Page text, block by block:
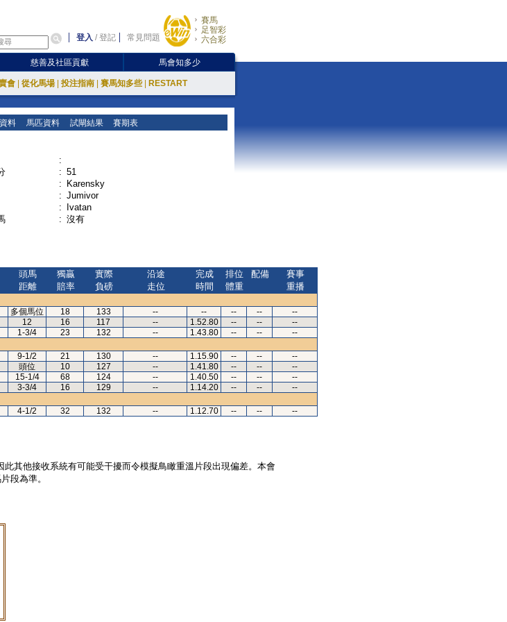
登入 /登記 常見問題
賽馬
足智彩
六合彩
慈善及社區貢獻 馬會知多少
會 從化馬場 投注指南 賽馬知多些 RESTART
料 馬匹資料 試閘結果 賽期表
:
: 51
:
Karensky
: Jumivor
:
Ivatan
: 沒有
頭馬
距離
獨贏
賠率
實際
負磅
沿途
走位
完成
時間
排位
體重
配備
賽事
重播
多個馬位 18 133 -- -- -- --
--
12 16 117 -- 1.52.80 -- --
--
1-3/4 23 132 -- 1.43.80 -- --
--
9-1/2 21 130 -- 1.15.90 -- --
--
頭位 10 127 -- 1.41.80 -- --
--
15-1/4 68 124 -- 1.40.50 -- --
--
3-3/4 16 129 -- 1.14.20 -- --
--
4-1/2 32 132 -- 1.12.70 -- -- --
其他接收系統有可能受干擾而令模擬鳥瞰重溫片段出現偏差。本會
段為準。